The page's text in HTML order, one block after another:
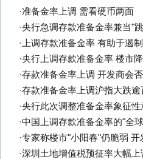
·准备金率上调 需看硬币两面
·央行急调存款准备金率兼当"
· 上调存款准备金率 有助于遏
·央行上调存款准备金率 楼市
·存款准备金率上调 开发商会
·存款准备金率上调沪指大跌逾
·央行此次调整准备金率象征性
·中国上调存款准备金率的"全
·专家称楼市"小阳春"仍脆弱 开
·深圳土地增值税预征率大幅